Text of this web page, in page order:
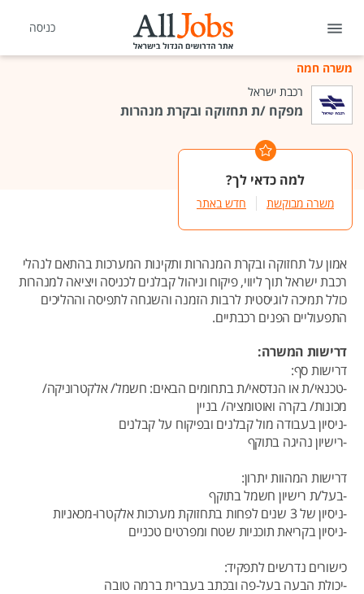
כניסה
משרה חמה
רכבת ישראל
מפקח /ת תחזוקה ובקרת מנהרות
למה כדאי לך?
משרה מבוקשת חדש באתר
אמון על תחזוקה ובקרת המנהרות ותקינות המערכות בהתאם לנהלי
רכבת ישראל תוך ליווי, פיקוח וניהול קבלנים לכניסה ויציאה למנהרות
כולל תמיכה לוגיסטית לרבות הזמנה והשגחה לתפיסה וההליכים
התפעוליים הפנים רכבתיים.
דרישות המשרה:
דרישות סף:
-טכנאי/ת או הנדסאי/ת בתחומים הבאים: חשמל/ אלקטרוניקה/
מכונות/ בקרה ואוטומציה/ בניין
-ניסיון בעבודה מול קבלנים ובפיקוח על קבלנים
-רישיון נהיגה בתוקף
דרישות המהוות יתרון:
-בעל/ת רישיון חשמל בתוקף
-ניסיון של 3 שנים לפחות בתחזוקת מערכות אלקטרו-מכאניות
-ניסיון בקריאת תוכניות שטח ומפרטים טכניים
כישורים נדרשים לתפקיד:
-יכולת הבעה בעל-פה ובכתב בעברית ברמה טובה